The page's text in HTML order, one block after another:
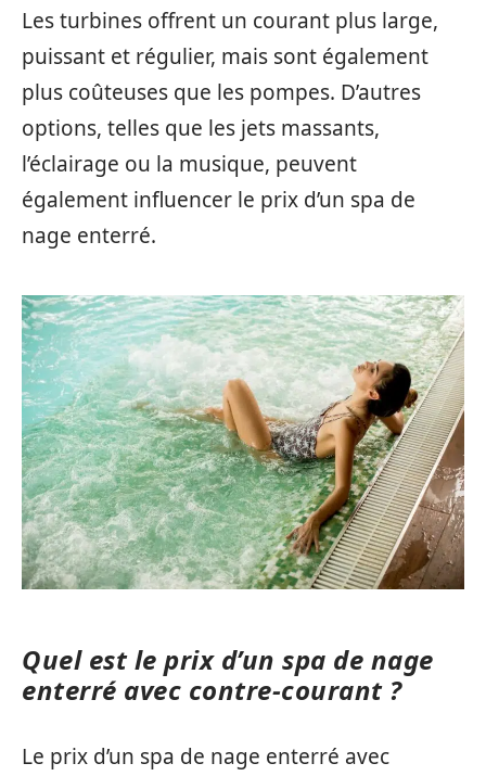
Les turbines offrent un courant plus large,
puissant et régulier, mais sont également
plus coûteuses que les pompes. D’autres
options, telles que les jets massants,
l’éclairage ou la musique, peuvent
également influencer le prix d’un spa de
nage enterré.
Quel est le prix d’un spa de nage
enterré avec contre-courant ?
Le prix d’un spa de nage enterré avec